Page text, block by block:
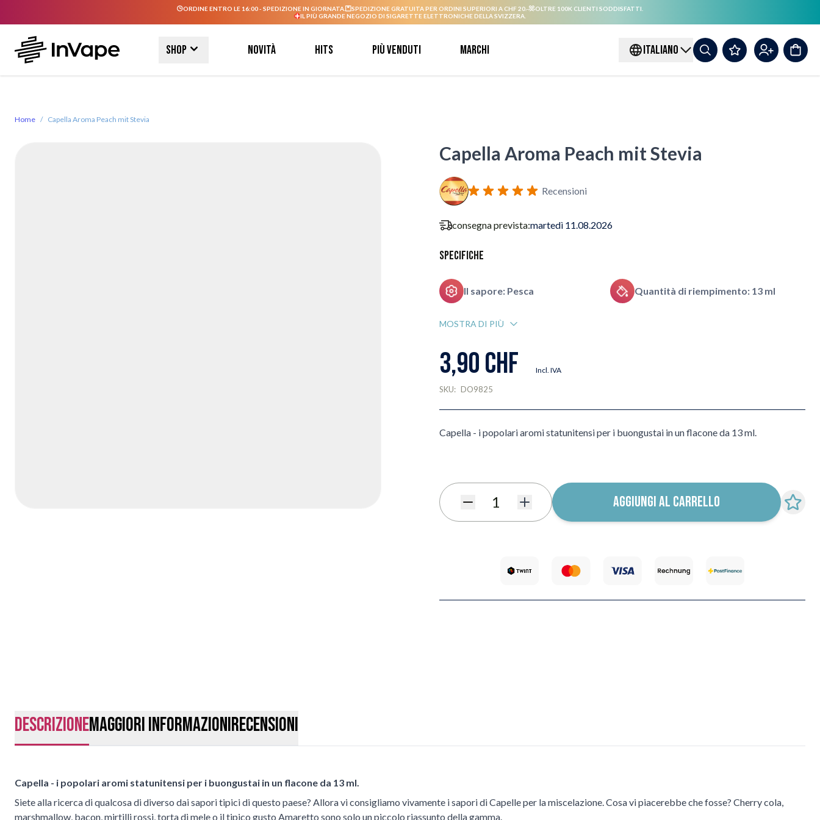
ORDINE ENTRO LE 16:00 - SPEDIZIONE IN GIORNATA. SPEDIZIONE GRATUITA PER ORDINI SUPERIORI A CHF 20.-
OLTRE 100K CLIENTI SODDISFATTI.
IL PIÙ GRANDE NEGOZIO DI SIGARETTE ELETTRONICHE DELLA SVIZZERA.
Shop Novità Hits Più venduti Marchi ITALIANO
Home / Capella Aroma Peach mit Stevia
Capella Aroma Peach mit Stevia
Recensioni
consegna prevista:martedì 11.08.2026
Specifiche
Il sapore: Pesca Quantità di riempimento: 13 ml
MOSTRA DI PIÙ
3,90 CHF Incl. IVA
SKU: DO9825
Capella - i popolari aromi statunitensi per i buongustai in un flacone da 13 ml.
Quantità AGGIUNGI AL CARRELLO
DescrizioneMaggiori InformazioniRecensioni
Capella - i popolari aromi statunitensi per i buongustai in un flacone da 13 ml.
Siete alla ricerca di qualcosa di diverso dai sapori tipici di questo paese? Allora vi consigliamo vivamente i sapori di Capelle per la miscelazione. Cosa vi piacerebbe che fosse? Cherry cola,
marshmallow, bacon, mirtilli rossi, torta di mele o il tipico gusto Amaretto sono solo un piccolo riassunto della gamma.